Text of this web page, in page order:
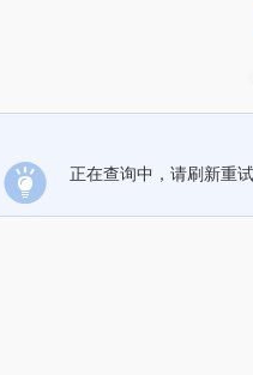
正在查询中，请刷新重试